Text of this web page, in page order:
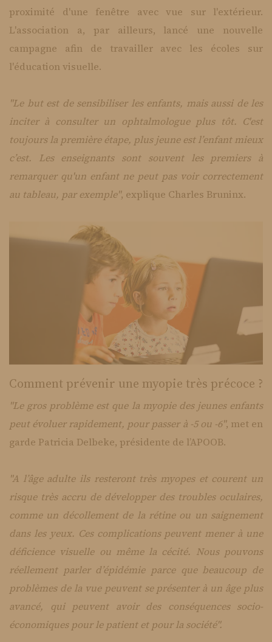
proximité d'une fenêtre avec vue sur l'extérieur.
L'association a, par ailleurs, lancé une nouvelle
campagne afin de travailler avec les écoles sur
l'éducation visuelle.
"Le but est de sensibiliser les enfants, mais aussi de les
inciter à consulter un ophtalmologue plus tôt. C'est
toujours la première étape, plus jeune est l’enfant mieux
c’est. Les enseignants sont souvent les premiers à
remarquer qu'un enfant ne peut pas voir correctement
au tableau, par exemple", explique Charles Bruninx.
Comment prévenir une myopie très précoce ?
"Le gros problème est que la myopie des jeunes enfants
peut évoluer rapidement, pour passer à -5 ou -6", met en
garde Patricia Delbeke, présidente de l’APOOB.
"A l’âge adulte ils resteront très myopes et courent un
risque très accru de développer des troubles oculaires,
comme un décollement de la rétine ou un saignement
dans les yeux. Ces complications peuvent mener à une
déficience visuelle ou même la cécité. Nous pouvons
réellement parler d’épidémie parce que beaucoup de
problèmes de la vue peuvent se présenter à un âge plus
avancé, qui peuvent avoir des conséquences socio-
économiques pour le patient et pour la société".